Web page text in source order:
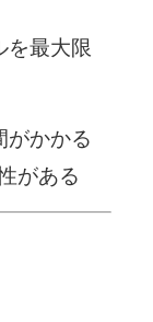
を最大限
がかかる
がある